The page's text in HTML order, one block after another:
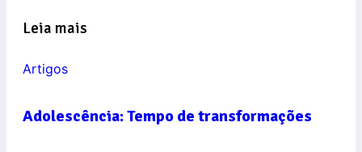
Leia mais
Artigos
Adolescência: Tempo de transformações